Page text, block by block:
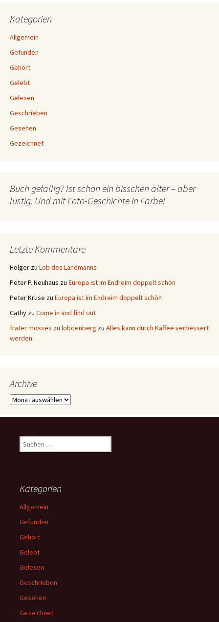
Kategorien
Allgemein
Gefunden
Gehört
Gelebt
Gelesen
Geschrieben
Gesehen
Gezeichnet
Buch gefällig? Ist schon ein bisschen älter – aber
lustig. Und mit Foto-Geschichte in Farbe!
Letzte Kommentare
Holger zu Lob des Landmanns
Peter P. Neuhaus zu Europa ist im Endreim doppelt schön
Peter Kruse zu Europa ist im Endreim doppelt schön
Cathy zu Come in and find out
frater mosses zu lobdenberg zu Alles kann durch Kaffee verbessert
werden
Archive
Archive
Suchen
nach:
Kategorien
Allgemein
Gefunden
Gehört
Gelebt
Gelesen
Geschrieben
Gesehen
Gezeichnet